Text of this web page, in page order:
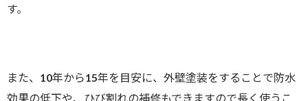
す。
また、10年から15年を目安に、外壁塗装をすることで防水
効果の低下や、ひび割れの補修もできますので長く使うこ